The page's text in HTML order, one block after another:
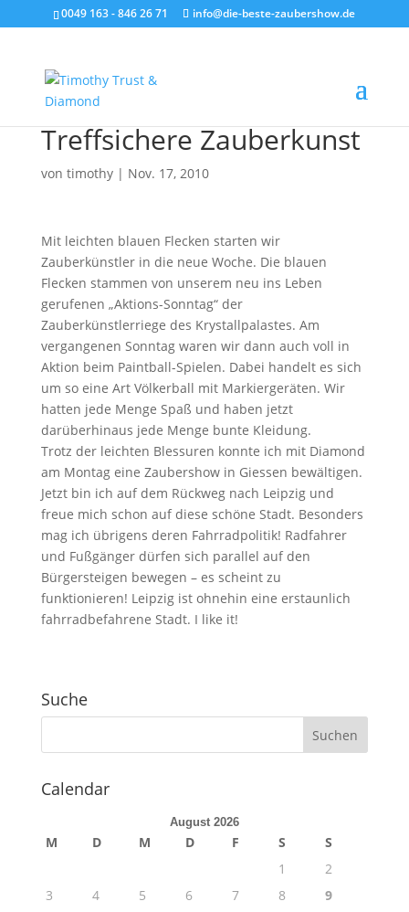
0049 163 - 846 26 71 info@die-beste-zaubershow.de
Treffsichere Zauberkunst
von timothy| Nov. 17, 2010
Mit leichten blauen Flecken starten wir
Zauberkünstler in die neue Woche. Die blauen
Flecken stammen von unserem neu ins Leben
gerufenen „Aktions-Sonntag“ der
Zauberkünstlerriege des Krystallpalastes. Am
vergangenen Sonntag waren wir dann auch voll in
Aktion beim Paintball-Spielen. Dabei handelt es sich
um so eine Art Völkerball mit Markiergeräten. Wir
hatten jede Menge Spaß und haben jetzt
darüberhinaus jede Menge bunte Kleidung.
Trotz der leichten Blessuren konnte ich mit Diamond
am Montag eine Zaubershow in Giessen bewältigen.
Jetzt bin ich auf dem Rückweg nach Leipzig und
freue mich schon auf diese schöne Stadt. Besonders
mag ich übrigens deren Fahrradpolitik! Radfahrer
und Fußgänger dürfen sich parallel auf den
Bürgersteigen bewegen – es scheint zu
funktionieren! Leipzig ist ohnehin eine erstaunlich
fahrradbefahrene Stadt. I like it!
Suche
Calendar
August 2026
M D M D F S
S
1
2
3
4 5 6 7 8
9